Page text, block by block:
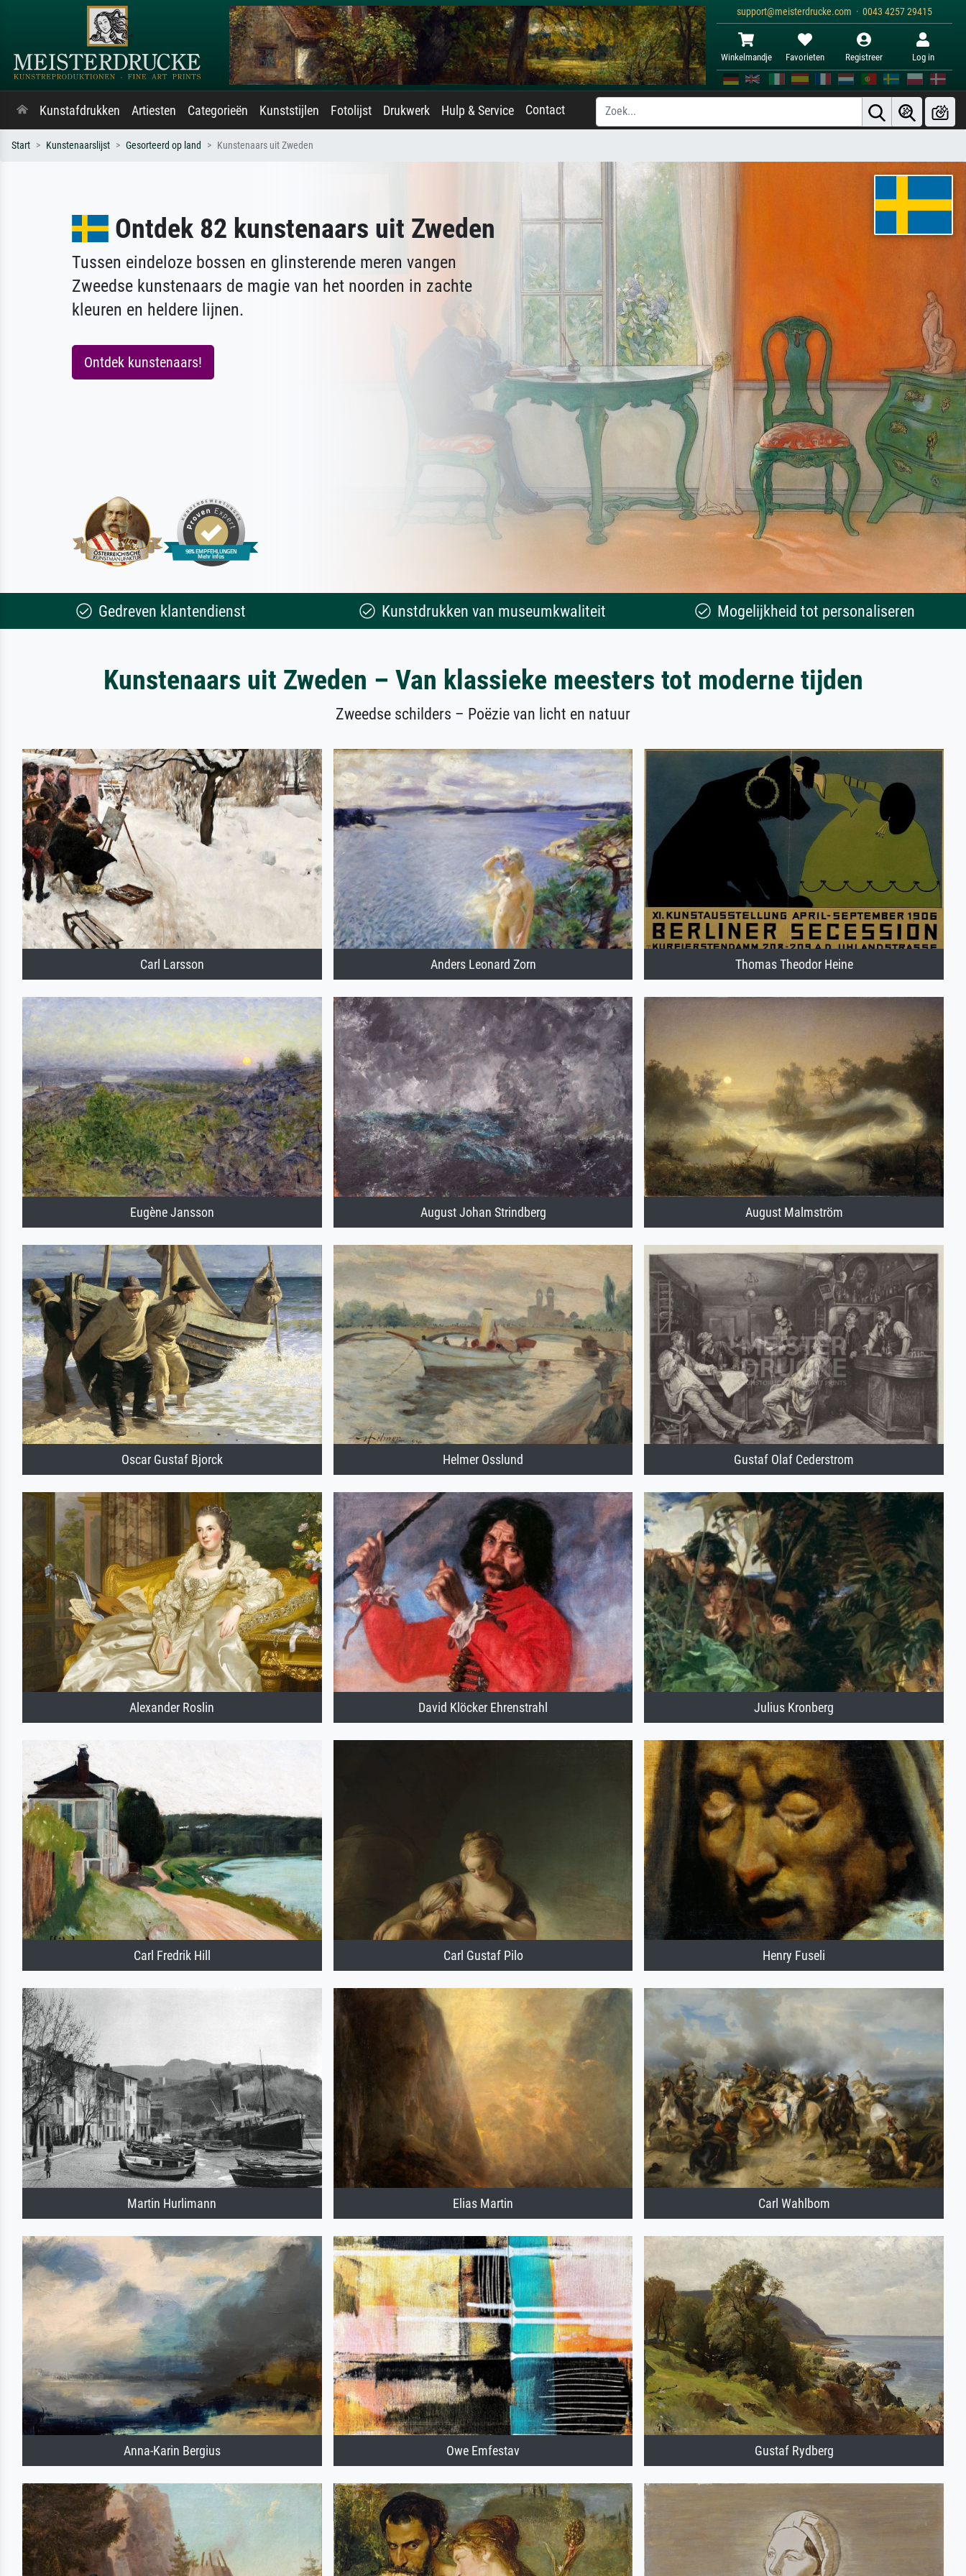
support@meisterdrucke.com · 0043 4257 29415
Winkelmandje Favorieten Registreer Log in
Kunstafdrukken Artiesten Categorieën Kunststijlen Fotolijst Drukwerk Hulp & Service Contact
Start Kunstenaarslijst Gesorteerd op land Kunstenaars uit Zweden
Ontdek 82 kunstenaars uit Zweden
Tussen eindeloze bossen en glinsterende meren vangen
Zweedse kunstenaars de magie van het noorden in zachte
kleuren en heldere lijnen.
Ontdek kunstenaars!
Gedreven klantendienst Kunstdrukken van museumkwaliteit Mogelijkheid tot personaliseren
Kunstenaars uit Zweden – Van klassieke meesters tot moderne tijden
Zweedse schilders – Poëzie van licht en natuur
Carl Larsson Anders Leonard Zorn Thomas Theodor Heine
Eugène Jansson August Johan Strindberg August Malmström
Oscar Gustaf Bjorck Helmer Osslund Gustaf Olaf Cederstrom
Alexander Roslin David Klöcker Ehrenstrahl Julius Kronberg
Carl Fredrik Hill Carl Gustaf Pilo Henry Fuseli
Martin Hurlimann Elias Martin Carl Wahlbom
Anna-Karin Bergius Owe Emfestav Gustaf Rydberg